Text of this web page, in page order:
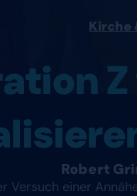
Kirche
Robert
Versuch einer